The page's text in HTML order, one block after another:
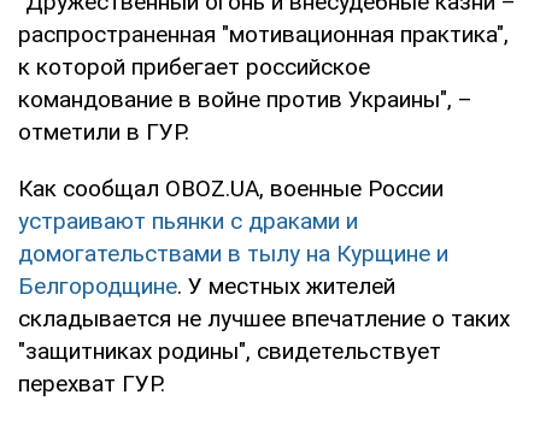
распространенная "мотивационная практика",
к которой прибегает российское
командование в войне против Украины", –
отметили в ГУР.
Как сообщал OBOZ.UA, военные России
устраивают пьянки с драками и
домогательствами в тылу на Курщине и
Белгородщине. У местных жителей
складывается не лучшее впечатление о таких
"защитниках родины", свидетельствует
перехват ГУР.